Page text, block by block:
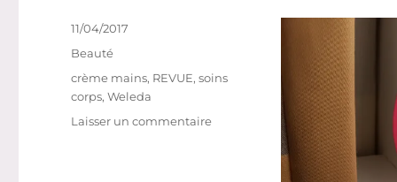
Publié
11/04/2017
Catégories
Beauté
Étiquettes
crème mains, REVUE,soins
corps,Weleda
Laisser un commentairesur